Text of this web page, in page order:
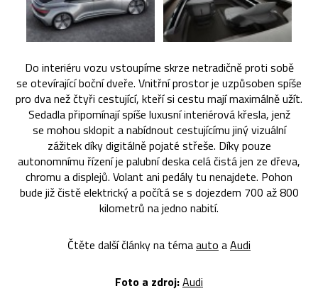
Do interiéru vozu vstoupíme skrze netradičně proti sobě
se otevírající boční dveře. Vnitřní prostor je uzpůsoben spíše
pro dva než čtyři cestující, kteří si cestu mají maximálně užít.
Sedadla připomínají spíše luxusní interiérová křesla, jenž
se mohou sklopit a nabídnout cestujícímu jiný vizuální
zážitek díky digitálně pojaté střeše. Díky pouze
autonomnímu řízení je palubní deska celá čistá jen ze dřeva,
chromu a displejů. Volant ani pedály tu nenajdete. Pohon
bude již čistě elektrický a počítá se s dojezdem 700 až 800
kilometrů na jedno nabití.
Čtěte další články na témaauto aAudi
Foto a zdroj:Audi